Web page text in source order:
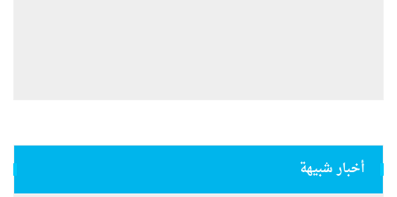
أخبار شبيهة